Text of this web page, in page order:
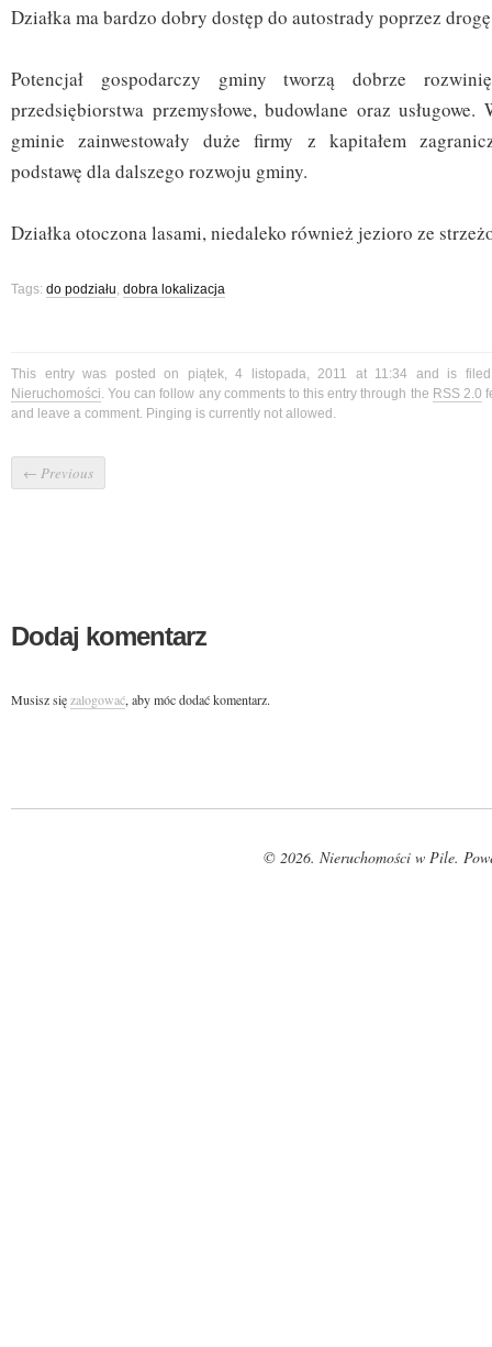
Działka ma bardzo dobry dostęp do autostrady poprzez
Potencjał gospodarczy gminy tworzą dobrze
przedsiębiorstwa przemysłowe, budowlane oraz
gminie zainwestowały duże firmy z kapitałem
podstawę dla dalszego rozwoju gminy.
Działka otoczona lasami, niedaleko również jezioro ze
Tags: do podziału, dobra lokalizacja
This entry was posted on piątek, 4 listopada, 2011 at 11:34 and is
Nieruchomości. You can follow any comments to this entry through the RSS 2.0
and leave a comment. Pinging is currently not allowed.
← Previous
Dodaj komentarz
Musisz sięzalogować, aby móc dodać komentarz.
© 2026. Nieruchomości w Pile.